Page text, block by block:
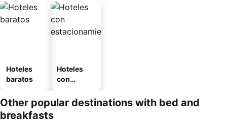
Hoteles
baratos
Hoteles
con
miento
Other popular destinations with bed and
breakfasts